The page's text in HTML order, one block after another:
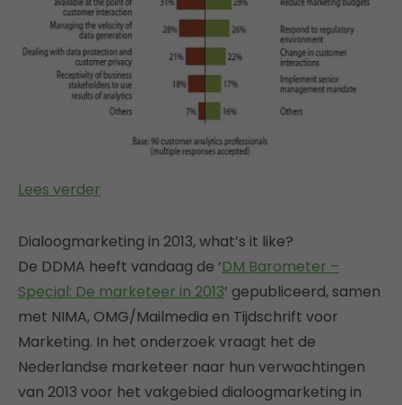
Lees verder
Dialoogmarketing in 2013, what’s it like?
De DDMA heeft vandaag de ‘DM Barometer –
Special: De marketeer in 2013’ gepubliceerd, samen
met NIMA, OMG/Mailmedia en Tijdschrift voor
Marketing. In het onderzoek vraagt het de
Nederlandse marketeer naar hun verwachtingen
van 2013 voor het vakgebied dialoogmarketing in